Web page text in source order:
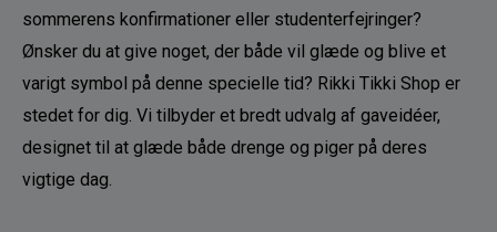
sommerens konfirmationer eller studenterfejringer?
Ønsker du at give noget, der både vil glæde og blive et
varigt symbol på denne specielle tid? Rikki Tikki Shop er
stedet for dig. Vi tilbyder et bredt udvalg af gaveidéer,
designet til at glæde både drenge og piger på deres
vigtige dag.